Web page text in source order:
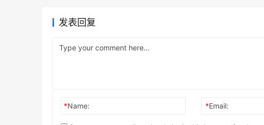
发表回复
*Name: *Email: